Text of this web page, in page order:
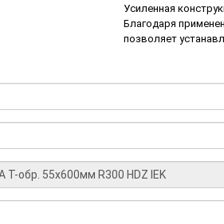
Усиленная
Благодаря
позволяет